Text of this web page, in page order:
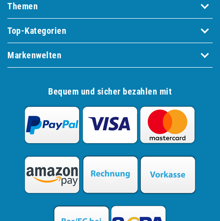
Themen
Top-Kategorien
Markenwelten
Bequem und sicher bezahlen mit